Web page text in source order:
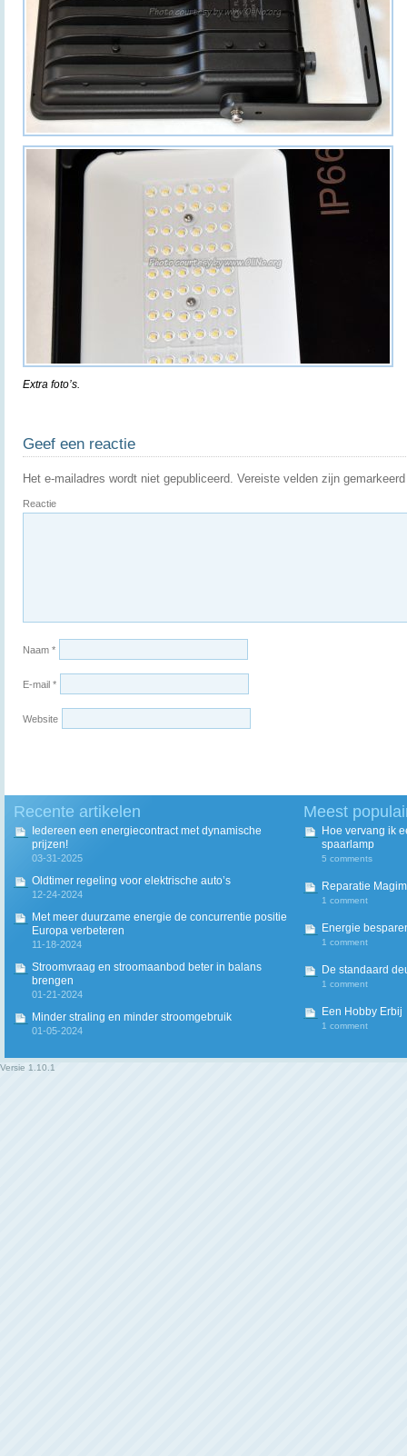
Extra foto’s.
Geef een reactie
Het e-mailadres wordt niet gepubliceerd. Vereiste velden zijn
Reactie
Naam *
E-mail *
Website
Recente artikelen
Iedereen een energiecontract met dynamische
prijzen!
03-31-2025
Oldtimer regeling voor elektrische auto’s
12-24-2024
Met meer duurzame energie de concurrentie positie
Europa verbeteren
11-18-2024
Stroomvraag en stroomaanbod beter in balans
brengen
01-21-2024
Minder straling en minder stroomgebruik
01-05-2024
Meest
Hoe vervang ik
spaarlamp
5 comments
Reparatie
1 comment
Energie
1 comment
De standaard
1 comment
Een Hobby Erbij
1 comment
Versie 1.10.1